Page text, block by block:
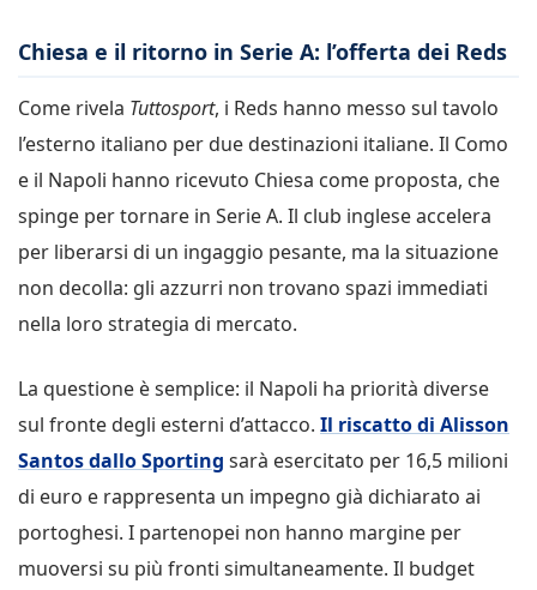
Chiesa e il ritorno in Serie A: l’offerta dei Reds
Come rivela Tuttosport, i Reds hanno messo sul tavolo
l’esterno italiano per due destinazioni italiane. Il Como
e il Napoli hanno ricevuto Chiesa come proposta, che
spinge per tornare in Serie A. Il club inglese accelera
per liberarsi di un ingaggio pesante, ma la situazione
non decolla: gli azzurri non trovano spazi immediati
nella loro strategia di mercato.
La questione è semplice: il Napoli ha priorità diverse
sul fronte degli esterni d’attacco. Il riscatto di Alisson
Santos dallo Sporting sarà esercitato per 16,5 milioni
di euro e rappresenta un impegno già dichiarato ai
portoghesi. I partenopei non hanno margine per
muoversi su più fronti simultaneamente. Il budget